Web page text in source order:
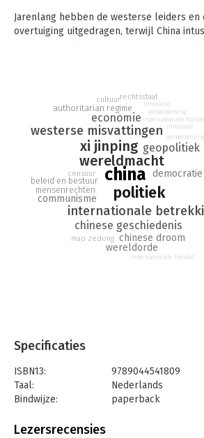
Jarenlang hebben de westerse leiders en
overtuiging uitgedragen, terwijl China
de grote tegenspeler. En in de huidige
China om de wereldmacht blijft het
floreren.
In 'Fabels over China' gaat Chinakenner
in op die taaie westerse misvattingen.
herrezen Rijk van het Midden werkelijk
china
politiek
wereldmacht
xi jinping
internationale
westerse misvattingen
chinese geschiedenis
economie
geopolitiek
democratie
chinese droom
wereldorde
communisme
mensenrechten
authoritarian regime
beleid en bestuur
censuur
mao zedong
cultuurrechtsstaat
innovatie
verwestersing
internationale handel
innovatie
verwestersing
internationale handel
Specificaties
ISBN13:
9789044541809
Taal:
Nederlands
Bindwijze:
paperback
Uitgever:
Lezersrecensies